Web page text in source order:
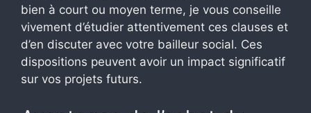
bien à court ou moyen terme, je vous conseille
vivement d’étudier attentivement ces clauses et
d’en discuter avec votre bailleur social. Ces
dispositions peuvent avoir un impact significatif
sur vos projets futurs.